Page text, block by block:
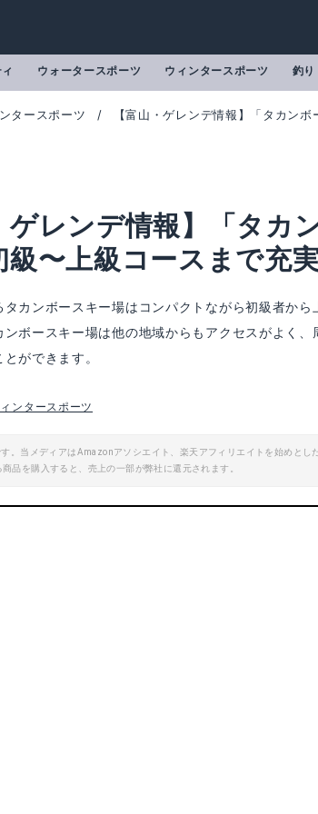
ウォータースポーツ ウィンタースポーツ 釣り
タースポーツ 【富山・ゲレンデ情報】「タカン
ゲレンデ情報】「タカ
〜上級コースまで充実
タカンボースキー場はコンパクトながら初級者か
ンボースキー場は他の地域からもアクセスがよく
ができます。
ンタースポーツ
。当メディアはAmazonアソシエイト、楽天アフィリエイトを始めと
品を購入すると、売上の一部が弊社に還元されます。